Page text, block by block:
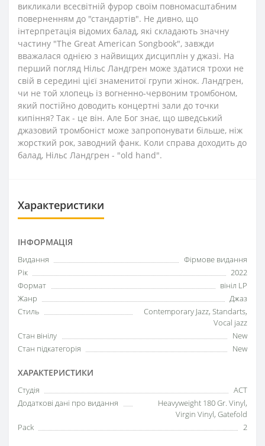
викликали всесвітній фурор своїм повномасштабним
поверненням до "стандартів". Не дивно, що
інтерпретація відомих балад, які складають значну
частину "The Great American Songbook", завжди
вважалася однією з найвищих дисциплін у джазі. На
перший погляд Нільс Ландгрен може здатися трохи не
свій в середині цієї знаменитої групи жінок. Ландгрен,
чи не той хлопець із вогненно-червоним тромбоном,
який постійно доводить концертні зали до точки
кипіння? Так - це він. Але Бог знає, що шведський
джазовий тромбоніст може запропонувати більше, ніж
жорсткий рок, заводний фанк. Коли справа доходить до
балад, Нільс Ландгрен - "old hand".
Характеристики
ІНФОРМАЦІЯ
Видання
Фірмове видання
Рік
2022
Формат
вініл LP
Жанр
Джаз
Стиль
Contemporary Jazz, Standarts,
Vocal jazz
Стан вінілу
New
Стан підкатегорія
New
ХАРАКТЕРИСТИКИ
Студія
ACT
Додаткові дані про видання
Heavyweight 180 Gr. Vinyl,
Virgin Vinyl, Gatefold
Pack
2